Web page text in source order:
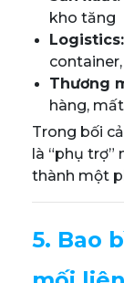
kho tăng
Logistics:
Thương
hàng,
Trong bối
là “phụ trợ”
thành một
5. Bao